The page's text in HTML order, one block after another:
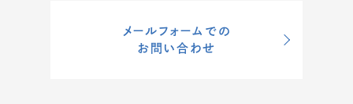
メールフォームでの
お問い合わせ